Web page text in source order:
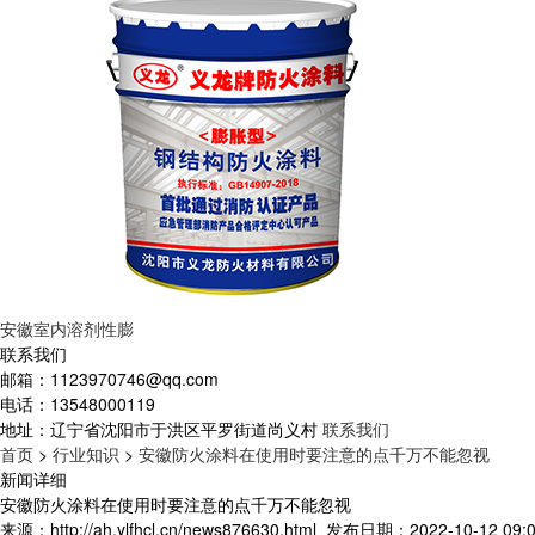
安徽室内溶剂性膨
联系我们
邮箱： 1123970746@qq.com
电话： 13548000119
地址： 辽宁省沈阳市于洪区平罗街道尚义村 联系我们
首页 > 行业知识 > 安徽防火涂料在使用时要注意的点千万不能忽视
新闻详细
安徽防火涂料在使用时要注意的点千万不能忽视
来源：http://ah.ylfhcl.cn/news876630.html 发布日期：2022-10-12